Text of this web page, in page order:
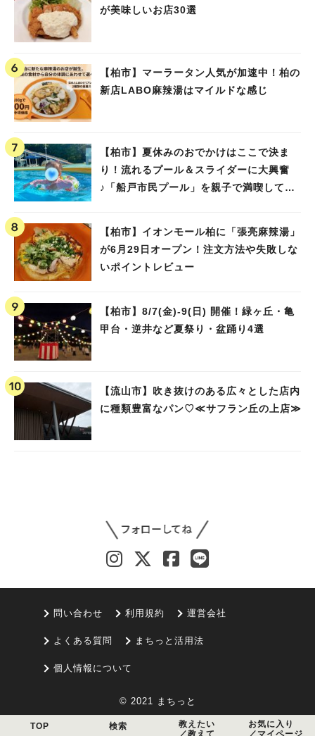
が美味しいお店30選
【柏市】マーラータン人気が加速中！柏の
新店LABO麻辣湯はマイルドな感じ
【柏市】夏休みのおでかけはここで決ま
り！流れるプール＆スライダーに大興奮
♪「船戸市民プール」を親子で満喫してき
【柏市】イオンモール柏に「張亮麻辣湯」
が6月29日オープン！注文方法や失敗しな
いポイントレビュー
【柏市】8/7(金)‐9(日) 開催！緑ヶ丘・亀
甲台・逆井など夏祭り・盆踊り4選
【流山市】吹き抜けのある広々とした店内
に種類豊富なパン♡≪サフラン丘の上店≫
問い合わせ 利用規約 運営会社
よくある質問 まちっと活用法
個人情報について
© 2021 まちっと
TOP 検索
教えたい
／教えて
お気に入り
／マイページ